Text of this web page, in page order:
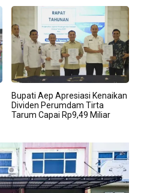
Bupati Aep Apresiasi Kenaikan
Dividen Perumdam Tirta
Tarum Capai Rp9,49 Miliar